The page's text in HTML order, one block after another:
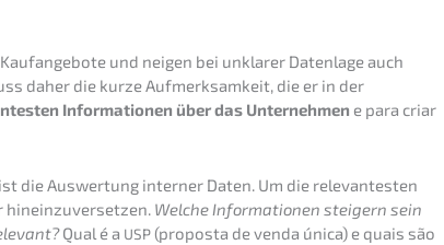
und neigen bei unkla­rer Daten­la­ge auch
daher die kurze Aufmerk­sam­keit, die er in der
Infor­ma­tio­nen über das Unter­neh­men e para criar
die Auswer­tung inter­ner Daten. Um die relevan­tes­ten
hinein­zu­ver­set­zen. Welche Infor­ma­tio­nen steigern sein
Qual é a USP (propos­ta de venda única) e quais são